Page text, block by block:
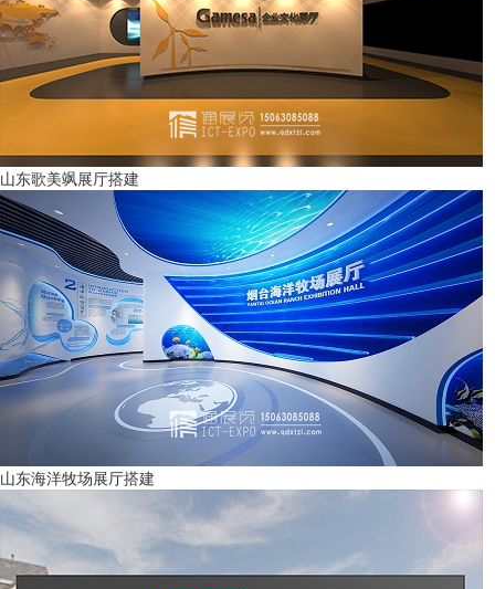
山东歌美飒展厅搭建
山东海洋牧场展厅搭建